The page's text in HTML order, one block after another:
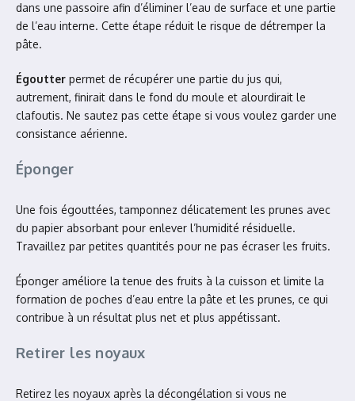
dans une passoire afin d’éliminer l’eau de surface et une partie
de l’eau interne. Cette étape réduit le risque de détremper la
pâte.
Égoutter permet de récupérer une partie du jus qui,
autrement, finirait dans le fond du moule et alourdirait le
clafoutis. Ne sautez pas cette étape si vous voulez garder une
consistance aérienne.
Éponger
Une fois égouttées, tamponnez délicatement les prunes avec
du papier absorbant pour enlever l’humidité résiduelle.
Travaillez par petites quantités pour ne pas écraser les fruits.
Éponger améliore la tenue des fruits à la cuisson et limite la
formation de poches d’eau entre la pâte et les prunes, ce qui
contribue à un résultat plus net et plus appétissant.
Retirer les noyaux
Retirez les noyaux après la décongélation si vous ne